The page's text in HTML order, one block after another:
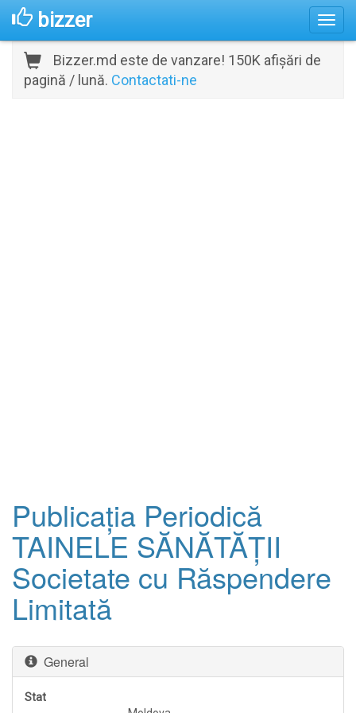
bizzer
Bizzer.md este de vanzare! 150K afișări de
pagină / lună. Contactati-ne
Publicaţia Periodică
TAINELE SĂNĂTĂŢII
Societate cu Răspendere
Limitată
General
Stat